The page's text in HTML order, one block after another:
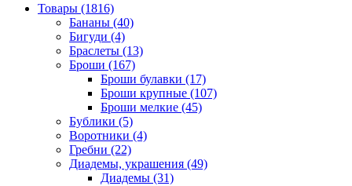
Товары (1816)
Бананы (40)
Бигуди (4)
Браслеты (13)
Броши (167)
Броши булавки (17)
Броши крупные (107)
Броши мелкие (45)
Бублики (5)
Воротники (4)
Гребни (22)
Диадемы, украшения (49)
Диадемы (31)